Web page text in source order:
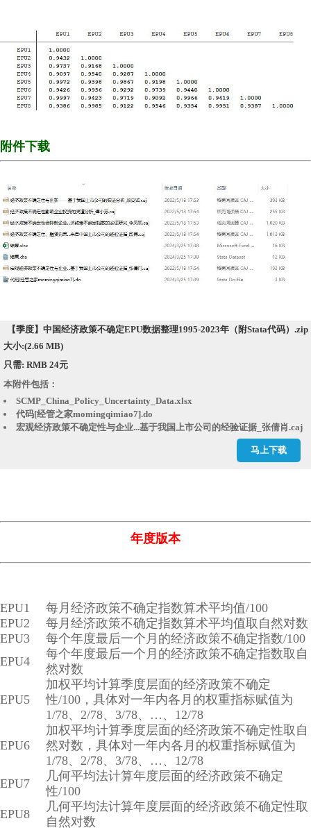
附件下载
【季度】中国经济政策不确定EPU数据整理1995-2023年（附Stata代码）.zip
大小:(2.66 MB)
只需: RMB 24元
马上下载
本附件包括：
SCMP_China_Policy_Uncertainty_Data.xlsx
代码[经管之家momingqimiao7].do
宏观经济政策不确定性与企业...基于我国上市公司的经验证据_张倩肖.caj
经济政策不确定性、融资约束...来自中国上市公司的经验证据_段梅.caj
经济政策不确定性与创新——基于我国上市公司的实证分析_顾夏铭.caj
年度版本
EPU1
每月经济政策不确定指数算术平均值/100
EPU2
每月经济政策不确定指数算术平均值取自然对数
EPU3
每个年度最后一个月的经济政策不确定指数/100
EPU4
每个年度最后一个月的经济政策不确定指数取自
然对数
EPU5
加权平均计算季度层面的经济政策不确定
性/100，具体对一年内各月的权重指标赋值为
1/78、2/78、3/78、…、12/78
EPU6
加权平均计算季度层面的经济政策不确定性取自
然对数，具体对一年内各月的权重指标赋值为
1/78、2/78、3/78、…、12/78
EPU7
几何平均法计算年度层面的经济政策不确定
性/100
EPU8
几何平均法计算年度层面的经济政策不确定性取
自然对数